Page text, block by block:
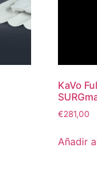
KaVo
€281,00
Añadir